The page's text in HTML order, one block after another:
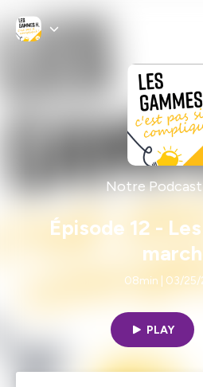
Notre
Épisode 12 -
08min | 03/
PLAY